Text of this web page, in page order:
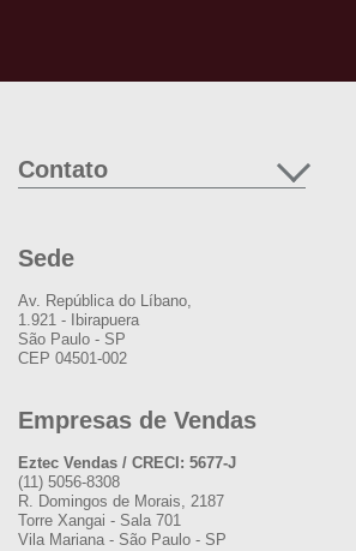
Contato
Sede
Av. República do Líbano,
1.921 - Ibirapuera
São Paulo - SP
CEP 04501-002
Empresas de Vendas
Eztec Vendas / CRECI: 5677-J
(11) 5056-8308
R. Domingos de Morais, 2187
Torre Xangai - Sala 701
Vila Mariana - São Paulo - SP